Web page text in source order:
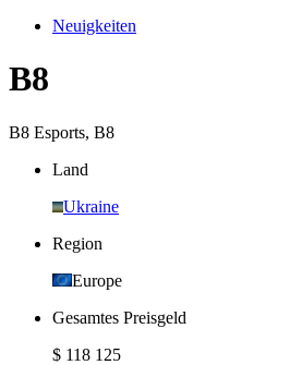
Neuigkeiten
B8
B8 Esports, B8
Land
Ukraine
Region
Europe
Gesamtes Preisgeld
$ 118 125